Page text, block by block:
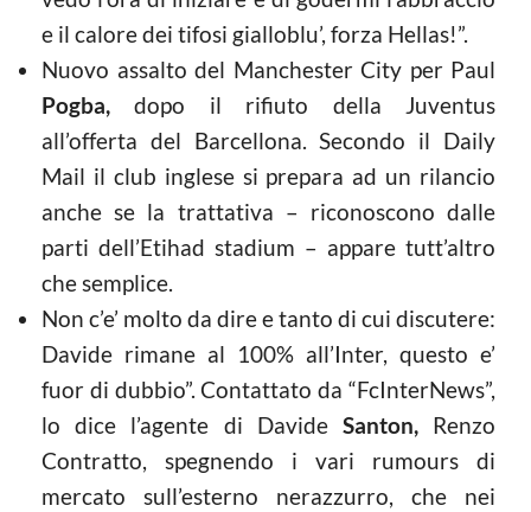
e il calore dei tifosi gialloblu’, forza Hellas!”.
Nuovo assalto del Manchester City per Paul
Pogba, dopo il rifiuto della Juventus
all’offerta del Barcellona. Secondo il Daily
Mail il club inglese si prepara ad un rilancio
anche se la trattativa – riconoscono dalle
parti dell’Etihad stadium – appare tutt’altro
che semplice.
Non c’e’ molto da dire e tanto di cui discutere:
Davide rimane al 100% all’Inter, questo e’
fuor di dubbio”. Contattato da “FcInterNews”,
lo dice l’agente di Davide Santon,Renzo
Contratto, spegnendo i vari rumours di
mercato sull’esterno nerazzurro, che nei